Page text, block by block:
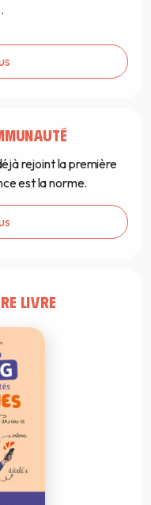
rejoint la première
est la norme.
LIVRE